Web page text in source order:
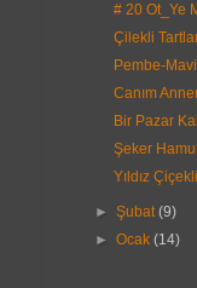
# 20 Ot_Ye
Çilekli
Pembe-
Canım
Bir Pazar
Şeker
Yıldız
►Şubat(9)
►Ocak(14)